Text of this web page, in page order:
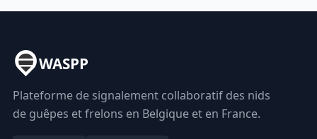
WASPP
Plateforme de signalement collaboratif des nids
de guêpes et frelons en Belgique et en France.